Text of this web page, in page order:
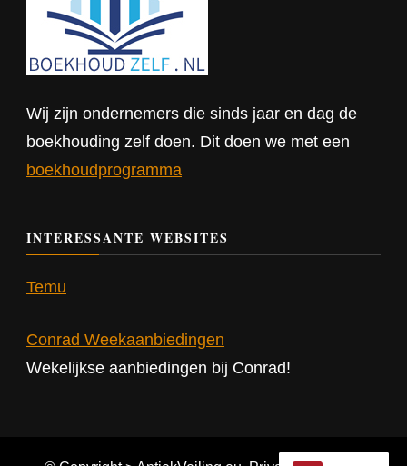
Wij zijn ondernemers die sinds jaar en dag de
boekhouding zelf doen. Dit doen we met een
boekhoudprogramma
INTERESSANTE WEBSITES
Temu
Conrad Weekaanbiedingen
Wekelijkse aanbiedingen bij Conrad!